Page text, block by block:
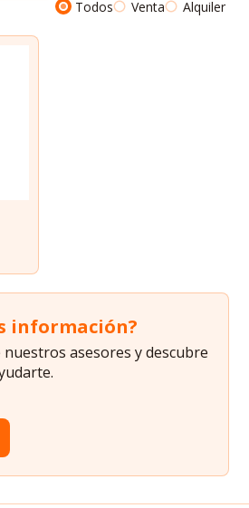
Todos
Venta Alquiler
información?
asesores y descubre